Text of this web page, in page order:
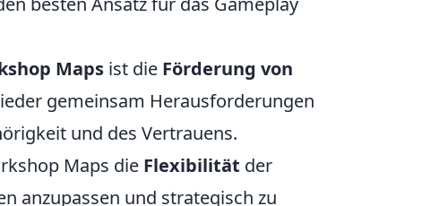
Maps ist die Förderung von
gemeinsam Herausforderungen
und des Vertrauens.
Maps die Flexibilität der
anzupassen und strategisch zu